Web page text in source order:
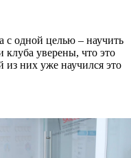
с одной целью – научить
клуба уверены, что это
них уже научился это